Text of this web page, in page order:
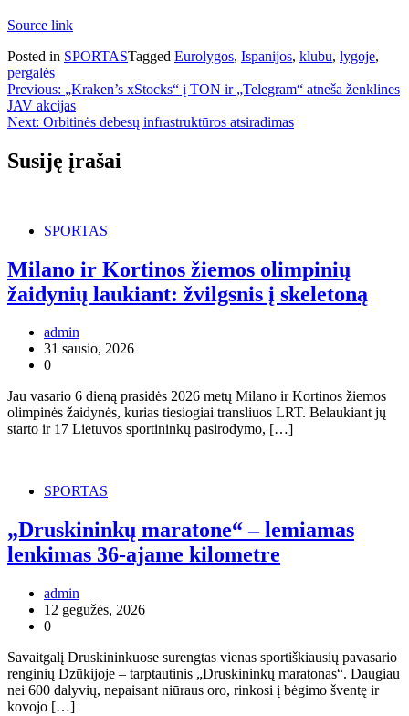
Source link
Posted in SPORTASTagged Eurolygos, Ispanijos, klubu, lygoje,
pergalės
Navigacija
tarp
Previous: „Kraken’s xStocks“ į TON ir „Telegram“ atneša ženklines
JAV akcijas
Next: Orbitinės debesų infrastruktūros atsiradimas
Susiję įrašai
SPORTAS
Milano ir Kortinos žiemos olimpinių
žaidynių laukiant: žvilgsnis į skeletoną
admin
31 sausio, 2026
0
Jau vasario 6 dieną prasidės 2026 metų Milano ir Kortinos žiemos
olimpinės žaidynės, kurias tiesiogiai transliuos LRT. Belaukiant jų
starto ir 17 Lietuvos sportininkų pasirodymo, […]
SPORTAS
„Druskininkų maratone“ – lemiamas
lenkimas 36-ajame kilometre
admin
12 gegužės, 2026
0
Savaitgalį Druskininkuose surengtas vienas sportiškiausių pavasario
renginių Dzūkijoje – tarptautinis „Druskininkų maratonas“. Daugiau
nei 600 dalyvių, nepaisant niūraus oro, rinkosi į bėgimo šventę ir
kovojo […]